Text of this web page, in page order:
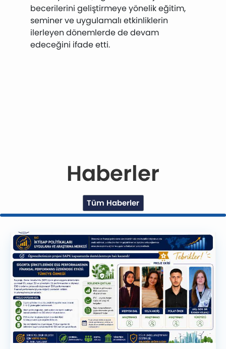
becerilerini geliştirmeye yönelik eğitim,
seminer ve uygulamalı etkinliklerin
ilerleyen dönemlerde de devam
edeceğini ifade etti.
Haberler
Tüm Haberler